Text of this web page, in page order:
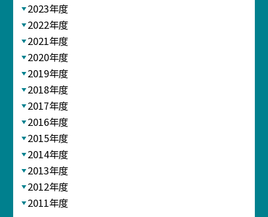
2023年度
2022年度
2021年度
2020年度
2019年度
2018年度
2017年度
2016年度
2015年度
2014年度
2013年度
2012年度
2011年度